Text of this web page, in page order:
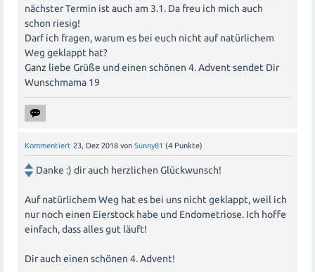
nächster Termin ist auch am 3.1. Da freu ich mich auch
schon riesig!
Darf ich fragen, warum es bei euch nicht auf natürlichem
Weg geklappt hat?
Ganz liebe Grüße und einen schönen 4. Advent sendet Dir
Wunschmama 19
Kommentiert 23, Dez 2018 von Sunny81 (4 Punkte)
Danke :) dir auch herzlichen Glückwunsch!
Auf natürlichem Weg hat es bei uns nicht geklappt, weil ich
nur noch einen Eierstock habe und Endometriose. Ich hoffe
einfach, dass alles gut läuft!
Dir auch einen schönen 4. Advent!